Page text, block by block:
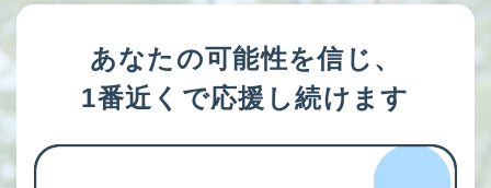
あなたの可能性を信じ、
1番近くで応援し続けます